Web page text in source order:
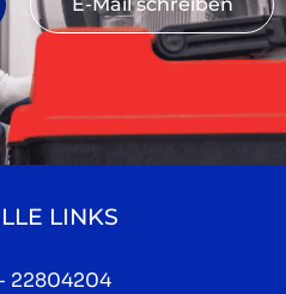
LINKS
22804204